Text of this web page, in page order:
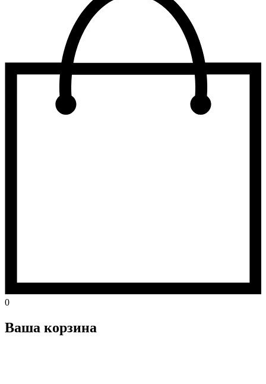
0
Ваша корзина